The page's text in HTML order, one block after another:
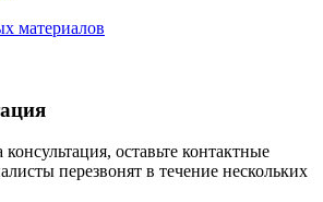
материалов
оставьте контактные
перезвонят в течение нескольких